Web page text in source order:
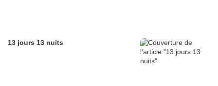
13 jours 13 nuits